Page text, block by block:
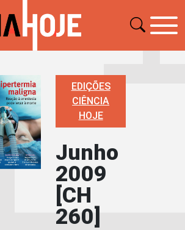
EDIÇÕES
CIÊNCIA
HOJE
Junho
2009
[CH
260]